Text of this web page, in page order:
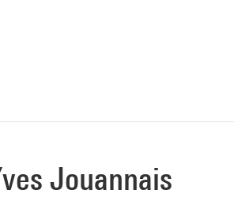
Jouannais